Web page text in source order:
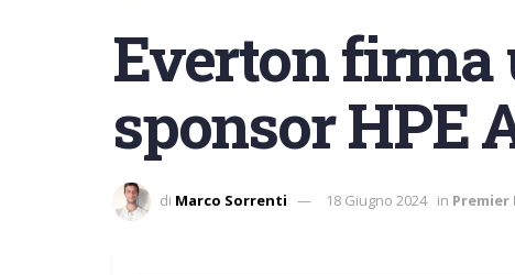
Everton firma
sponsor HPE
di Marco Sorrenti 18 Giugno 2024 in Premier